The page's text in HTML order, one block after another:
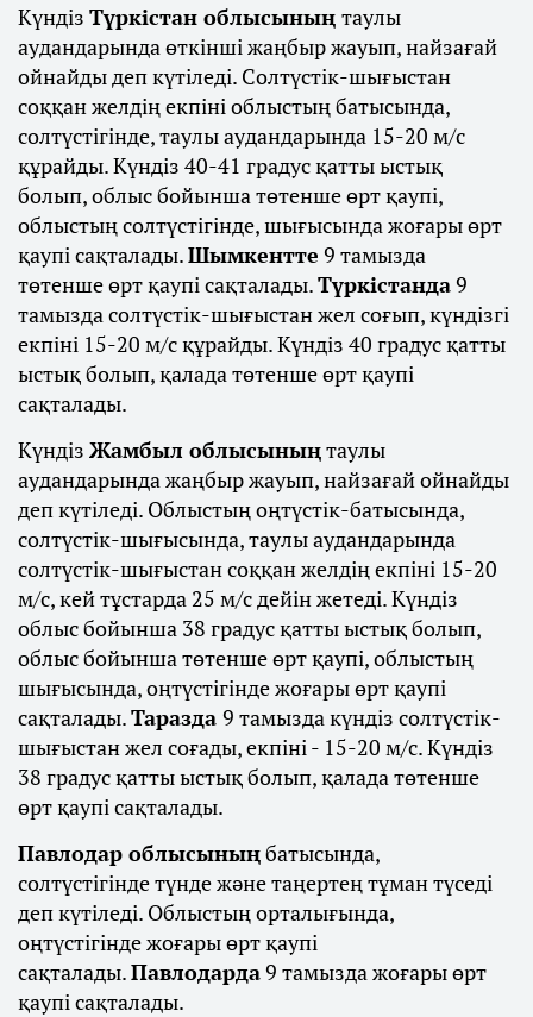
Күндіз Түркістан облысының таулы
аудандарында өткінші жаңбыр жауып, найзағай
ойнайды деп күтіледі. Солтүстік-шығыстан
соққан желдің екпіні облыстың батысында,
солтүстігінде, таулы аудандарында 15-20 м/с
құрайды. Күндіз 40-41 градус қатты ыстық
болып, облыс бойынша төтенше өрт қаупі,
облыстың солтүстігінде, шығысында жоғары өрт
қаупі сақталады.Шымкентте 9 тамызда
төтенше өрт қаупі сақталады.Түркістанда9
тамызда солтүстік-шығыстан жел соғып, күндізгі
екпіні 15-20 м/с құрайды. Күндіз 40 градус қатты
ыстық болып, қалада төтенше өрт қаупі
сақталады.
Күндіз Жамбыл облысыныңтаулы
аудандарында жаңбыр жауып, найзағай ойнайды
деп күтіледі. Облыстың оңтүстік-батысында,
солтүстік-шығысында, таулы аудандарында
солтүстік-шығыстан соққан желдің екпіні 15-20
м/с, кей тұстарда 25 м/с дейін жетеді. Күндіз
облыс бойынша 38 градус қатты ыстық болып,
облыс бойынша төтенше өрт қаупі, облыстың
шығысында, оңтүстігінде жоғары өрт қаупі
сақталады.Таразда 9 тамызда күндіз солтүстік-
шығыстан жел соғады, екпіні - 15-20 м/с. Күндіз
38 градус қатты ыстық болып, қалада төтенше
өрт қаупі сақталады.
Павлодар облысыныңбатысында,
солтүстігінде түнде және таңертең тұман түседі
деп күтіледі. Облыстың орталығында,
оңтүстігінде жоғары өрт қаупі
сақталады.Павлодарда9 тамызда жоғары өрт
қаупі сақталады.